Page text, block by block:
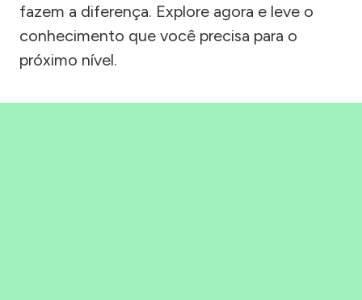
fazem a diferença. Explore agora e leve o
conhecimento que você precisa para o
próximo nível.